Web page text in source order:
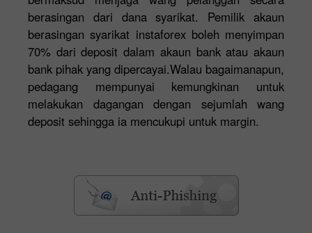
berasingan dari dana syarikat. Pemilik akaun
berasingan syarikat instaforex boleh menyimpan
70% dari deposit dalam akaun bank atau akaun
bank pihak yang dipercayai.Walau bagaimanapun,
pedagang mempunyai kemungkinan untuk
melakukan dagangan dengan sejumlah wang
deposit sehingga ia mencukupi untuk margin.